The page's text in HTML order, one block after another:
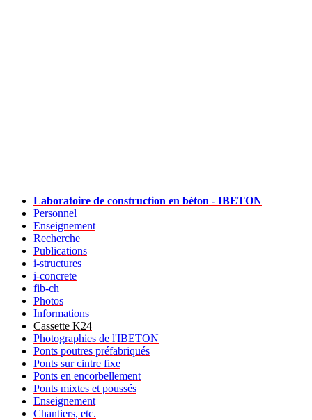
Laboratoire de construction en béton - IBETON
Personnel
Enseignement
Recherche
Publications
i-structures
i-concrete
fib-ch
Photos
Informations
Cassette K24
Photographies de l'IBETON
Ponts poutres préfabriqués
Ponts sur cintre fixe
Ponts en encorbellement
Ponts mixtes et poussés
Enseignement
Chantiers, etc.